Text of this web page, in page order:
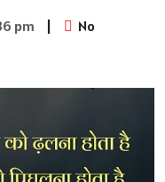
pm |
No